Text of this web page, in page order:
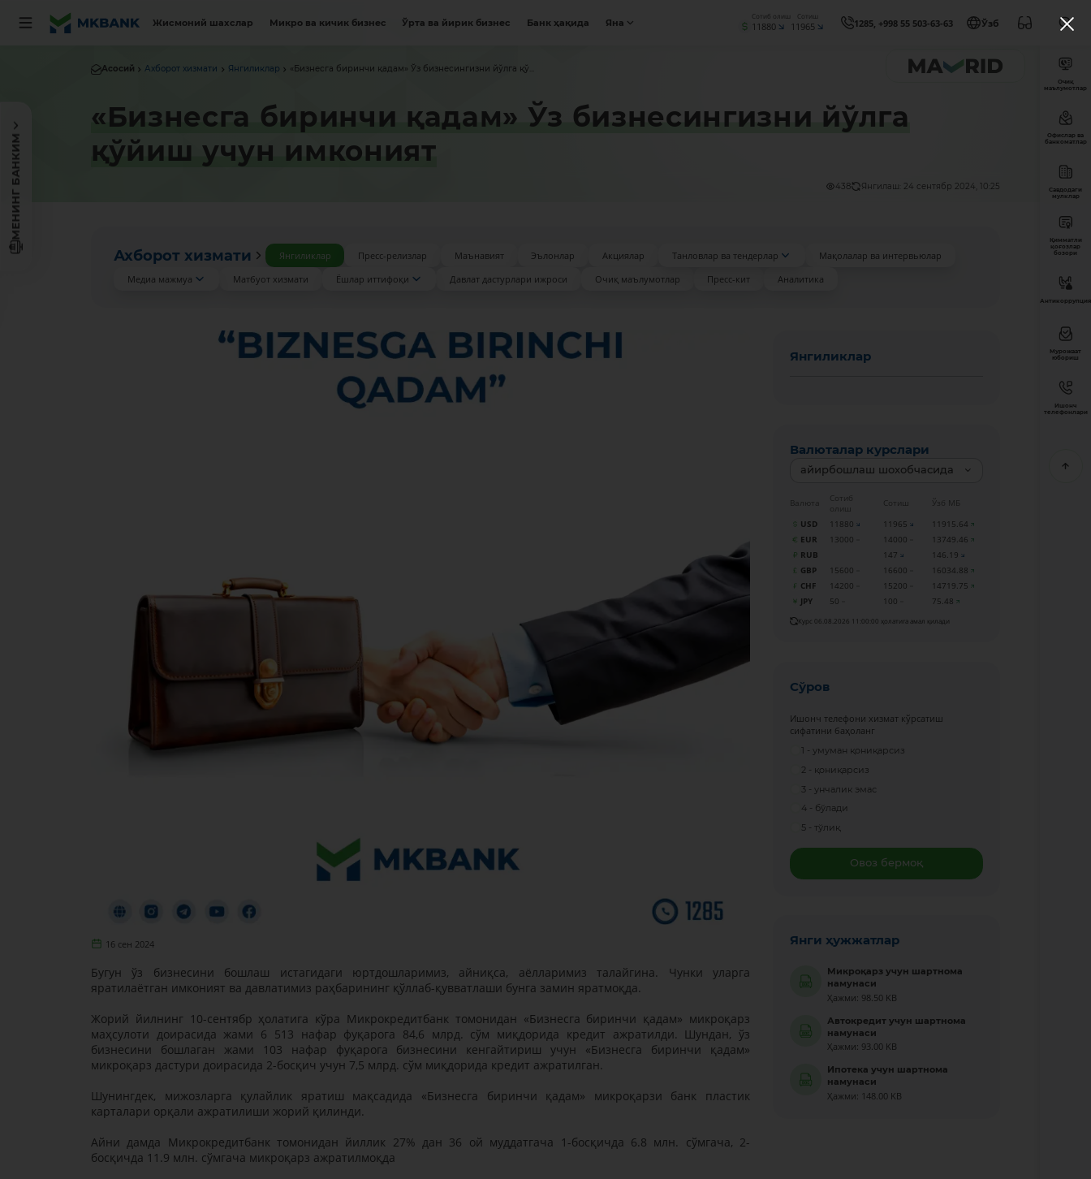
Жисмоний шахслар Микро ва кичик бизнес Ўрта ва йирик бизнес Банк ҳақида Яна
Сотиб олиш
11880
Сотиш
11965 1285, +998 55 503-63-63 Ўзб
МЕНИНГ БАНКИМ
Асосий Ахборот хизмати Янгиликлар «Бизнесга биринчи қадам» Ўз бизнесингизни йўлга қў...
«Бизнесга биринчи қадам» Ўз бизнесингизни йўлга
қўйиш учун имконият
438 Янгилаш: 24 сентябр 2024, 10:25
Ахборот хизмати Янгиликлар Пресс-релизлар Маънавият Эълонлар Акциялар Танловлар ва тендерлар
Мақолалар ва интервьюлар
Медиа мажмуа
Матбуот хизмати Ёшлар иттифоқи Давлат дастурлари ижроси Очиқ маълумотлар Пресс-кит Аналитика
16 сен 2024
Бугун ўз бизнесини бошлаш истагидаги юртдошларимиз, айниқса, аёлларимиз талайгина. Чунки уларга
яратилаётган имконият ва давлатимиз раҳбарининг қўллаб-қувватлаши бунга замин яратмоқда.
Жорий йилнинг 10-сентябр ҳолатига кўра Микрокредитбанк томонидан «Бизнесга биринчи қадам» микроқарз
маҳсулоти доирасида жами 6 513 нафар фуқарога 84,6 млрд. сўм миқдорида кредит ажратилди. Шундан, ўз
бизнесини бошлаган жами 103 нафар фуқарога бизнесини кенгайтириш учун «Бизнесга биринчи қадам»
микроқарз дастури доирасида 2-босқич учун 7,5 млрд. сўм миқдорида кредит ажратилган.
Шунингдек, мижозларга қулайлик яратиш мақсадида «Бизнесга биринчи қадам» микроқарзи банк пластик
карталари орқали ажратилиши жорий қилинди.
Айни дамда Микрокредитбанк томонидан йиллик 27% дан 36 ой муддатгача 1-босқичда 6.8 млн. сўмгача, 2-
босқичда 11.9 млн. сўмгача микроқарз ажратилмоқда
Янгиликлар
Валюталар курслари
айирбошлаш шохобчасида
Валюта
Сотиб
олиш
Сотиш
Ўзб МБ
USD
11880 11965
11915.64
EUR
13000 14000
13749.46
RUB
147
146.19
GBP
15600 16600
16034.88
CHF
14200 15200
14719.75
JPY
50 100 75.48
Курс 06.08.2026 11:00:00 ҳолатига амал қилади
Сўров
Ишонч телефони хизмат кўрсатиш
сифатини баҳоланг
1 - умуман қониқарсиз
2 - қониқарсиз
3 - унчалик эмас
4 - бўлади
5 - тўлиқ
Овоз бермоқ
Янги ҳужжатлар
Микроқарз учун шартнома
намунаси
Ҳажми: 98.50 KB
Автокредит учун шартнома
намунаси
Ҳажми: 93.00 KB
Ипотека учун шартнома
намунаси
Ҳажми: 148.00 KB
Очиқ
маълумотлар
Офислар ва
банкоматлар
Савдодаги
мулклар
Қимматли
қоғозлар
бозори
Антикоррупция
Мурожаат
юбориш
Ишонч
телефонлари